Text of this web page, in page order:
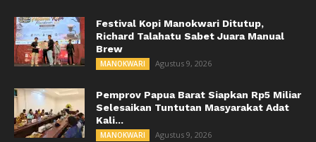
Festival Kopi Manokwari Ditutup,
Richard Talahatu Sabet Juara Manual
Brew
MANOKWARI Agustus 9, 2026
Pemprov Papua Barat Siapkan Rp5 Miliar
Selesaikan Tuntutan Masyarakat Adat
Kali...
MANOKWARI Agustus 9, 2026